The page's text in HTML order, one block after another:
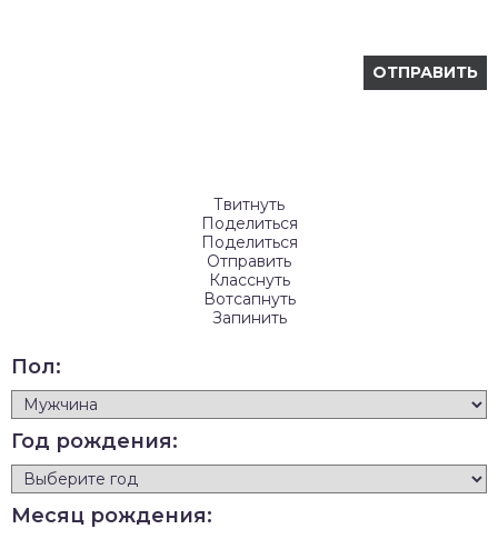
Твитнуть
Поделиться
Поделиться
Отправить
Класснуть
Вотсапнуть
Запинить
Пол:
Год рождения:
Месяц рождения: